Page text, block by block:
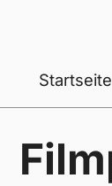
Startseite